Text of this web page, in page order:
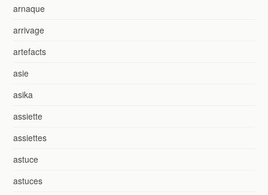
arnaque
arrivage
artefacts
asie
asika
assiette
assiettes
astuce
astuces